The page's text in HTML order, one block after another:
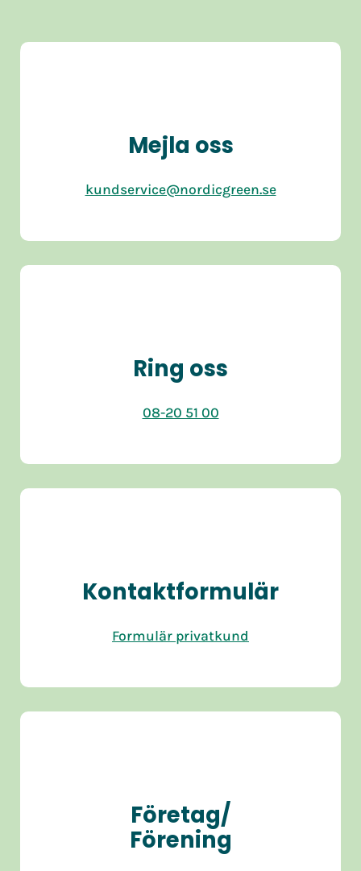
Mejla oss
kundservice@nordicgreen.se
Ring oss
08-20 51 00
Kontaktformulär
Formulär privatkund
Företag/
Förening